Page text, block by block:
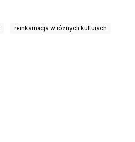
reinkarnacja w różnych kulturach